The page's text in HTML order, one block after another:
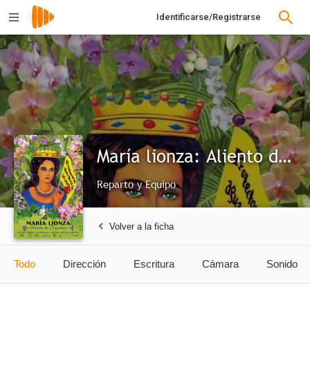
Identificarse/Registrarse
María lionza: Aliento de Orquídeas
Reparto y Equipo
Volver a la ficha
Todo Dirección Escritura Cámara Sonido